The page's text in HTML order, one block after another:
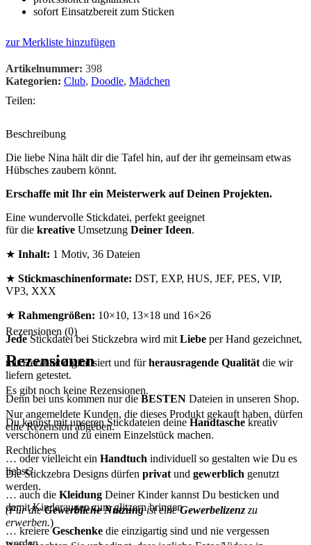
sofort Einsatzbereit zum Sticken
zur Merkliste hinzufügen
Artikelnummer: 398
Kategorien: Club, Doodle, Mädchen
Teilen:
Beschreibung
Die liebe Nina hält dir die Tafel hin, auf der ihr gemeinsam etwas
Hübsches zaubern könnt.
Erschaffe mit Ihr ein Meisterwerk auf Deinen Projekten.
Eine wundervolle Stickdatei, perfekt geeignet
für die kreative Umsetzung Deiner Ideen.
★ Inhalt: 1 Motiv, 36 Dateien
★ Stickmaschinenformate: DST, EXP, HUS, JEF, PES, VIP,
VP3, XXX
★ Rahmengrößen: 10×10, 13×18 und 16×26
JedeStickdatei bei Stickzebra wird mit Liebe per Hand gezeichnet,
mit Herzblut digitalisiert und fürherausragende Qualität die wir
liefern getestet.
Denn bei uns kommen nur die BESTEN Dateien in unseren Shop.
Du kannst mit unseren Stickdateien deine Handtasche kreativ
verschönern und zu einem Einzelstück machen.
… oder vielleicht ein Handtuch individuell so gestalten wie Du es
liebst?
… auch die Kleidung Deiner Kinder kannst Du besticken und
damit Kinderaugen zum glitzern bringen
… kreiereGeschenke die einzigartig sind und nie vergessen
Rezensionen (0)
Rezensionen
Es gibt noch keine Rezensionen.
Nur angemeldete Kunden, die dieses Produkt gekauft haben, dürfen
eine Rezension abgeben.
Rechtliches
Die Stickzebra Designs dürfen privat und gewerblich genutzt
werden.
(Für dieGewerbliche Nutzungist eineGewerbelizenz zu
erwerben.)